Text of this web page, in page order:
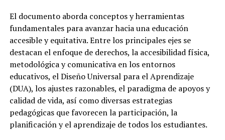
El documento aborda conceptos y herramientas
fundamentales para avanzar hacia una educación
accesible y equitativa. Entre los principales ejes se
destacan el enfoque de derechos, la accesibilidad física,
metodológica y comunicativa en los entornos
educativos, el Diseño Universal para el Aprendizaje
(DUA), los ajustes razonables, el paradigma de apoyos y
calidad de vida, así como diversas estrategias
pedagógicas que favorecen la participación, la
planificación y el aprendizaje de todos los estudiantes.